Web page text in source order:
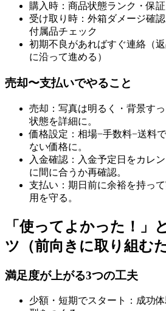
購入時：商品状態ランク・保
受け取り時：外箱ダメージ確
付属品チェック
初期不良があればすぐ連絡（
に沿って進める）
売却〜支払いでやること
売却：写真は明るく・背景す
状態を詳細に。
価格設定：相場−手数料−送料
ない価格に。
入金確認：入金予定日をカレ
に間に合うか再確認。
支払い：期日前に余裕を持っ
用を守る。
「使ってよかった！」
ツ（前向きに取り組む
満足度が上がる3つの工夫
少額・短期でスタート：成功